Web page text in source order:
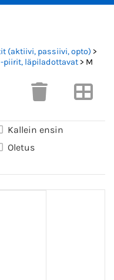
(aktiivi, passiivi, opto) >
-piirit, läpiladottavat> M
Kallein ensin
Oletus